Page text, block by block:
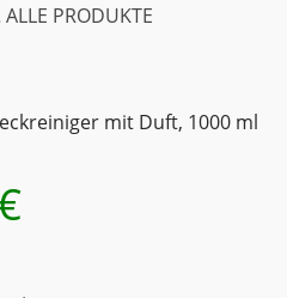
ALLE PRODUKTE
mit Duft, 1000 ml